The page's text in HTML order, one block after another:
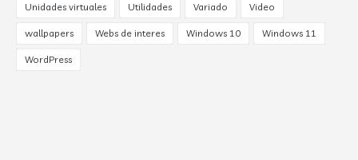
Unidades virtuales Utilidades Variado Video
wallpapers Webs de interes Windows 10 Windows 11
WordPress